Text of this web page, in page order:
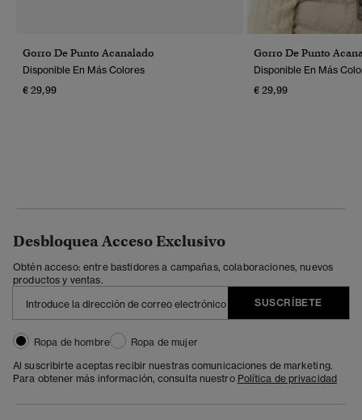
Gorro De Punto Acanalado
Disponible En Más Colores
€ 29,99
Gorro De Punto
Disponible En Más
€ 29,99
Desbloquea Acceso Exclusivo
Obtén acceso: entre bastidores a campañas, colaboraciones, nuevos
productos y ventas.
SUSCRÍBETE
Ropa de hombre
Ropa de mujer
Al suscribirte aceptas recibir nuestras comunicaciones de marketing.
Para obtener más información, consulta nuestro Política de privacidad